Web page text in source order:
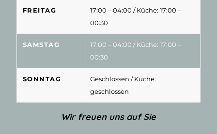
FREITAG 17:00 – 04:00 / Küche: 17:00 –
00:30
SAMSTAG 17:00 – 04:00 / Küche: 17:00 –
00:30
SONNTAG Geschlossen / Küche:
geschlossen
Wir freuen uns auf Sie